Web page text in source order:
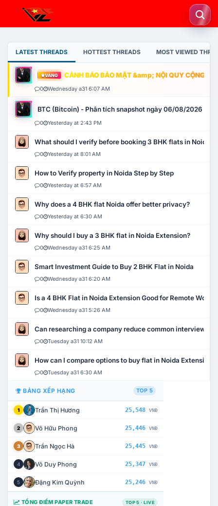
LATEST THREADS HOTTEST THREADS MOST VIEWED
VÀNG CẢNH BÁO BẢO MẬT &amp; NỘI QUY CỘNG
0 Wednesday a31 6:07 AM
BTC (Bitcoin) - Phân tích snapshot ngày 06/08/2026
0 Yesterday at 2:43 PM
What should I verify before booking 3 BHK flats in Noida?
0 Yesterday at 8:01 AM
How to Verify property in Noida Step by Step
0 Yesterday at 6:57 AM
Why does a 4 BHK flat Noida offer better privacy?
0 Yesterday at 6:30 AM
Why should I buy a 3 BHK flat in Noida Extension?
0 Wednesday a31 6:25 AM
Smart Investment Guide to Buy 2 BHK Flat in Noida
0 Wednesday a31 6:20 AM
Is a 4 BHK Flat in Noida Extension Good for Remote Work?
0 Wednesday a31 5:26 AM
Can researching a company reduce common interview
0 Tuesday a31 10:12 AM
How can I compare options to buy flat in Noida Extension?
0 Tuesday a31 6:30 AM
BẢNG XẾP HẠNG TOP 5
1 Trần Thị Hương 25,548 VNĐ
2 Võ Hữu Phong 25,446 VNĐ
3 Trần Ngọc Hà 25,445 VNĐ
4 Võ Duy Phong 25,347 VNĐ
5 Đặng Kim Quỳnh 25,246 VNĐ
TỔNG ĐIỂM PAPER TRADE TOP 5 · LIVE